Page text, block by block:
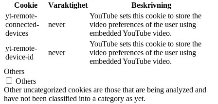
Cookie
Varaktighet
Beskrivning
yt-remote-
connected-
devices
never
YouTube sets this cookie to store the
video preferences of the user using
embedded YouTube video.
yt-remote-
device-id
never
YouTube sets this cookie to store the
video preferences of the user using
embedded YouTube video.
Others
Others
Other uncategorized cookies are those that are being analyzed and
have not been classified into a category as yet.